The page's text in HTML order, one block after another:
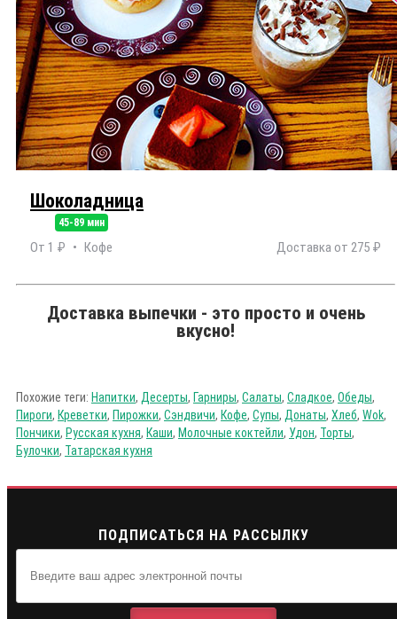
Шоколадница
45-89 мин
От 1 ₽ Кофе Доставка от 275 ₽
Доставка выпечки - это просто и очень
вкусно!
Похожие теги: Напитки, Десерты, Гарниры, Салаты, Сладкое, Обеды,
Пироги, Креветки, Пирожки, Сэндвичи, Кофе, Супы, Донаты, Хлеб, Wok,
Пончики, Русская кухня, Каши, Молочные коктейли, Удон, Торты,
Булочки, Татарская кухня
ПОДПИСАТЬСЯ НА РАССЫЛКУ